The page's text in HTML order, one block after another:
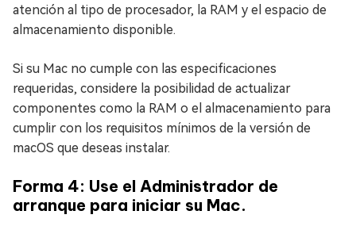
atención al tipo de procesador, la RAM y el espacio de
almacenamiento disponible.
Si su Mac no cumple con las especificaciones
requeridas, considere la posibilidad de actualizar
componentes como la RAM o el almacenamiento para
cumplir con los requisitos mínimos de la versión de
macOS que deseas instalar.
Forma 4: Use el Administrador de
arranque para iniciar su Mac.